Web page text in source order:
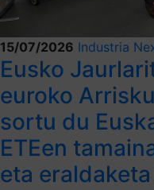
15/07/2026 Industria
Eusko
euroko
sortu du
ETEen
eta